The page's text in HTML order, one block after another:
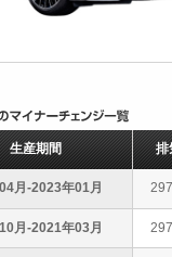
生産期間 排
月-2023年01月
月-2021年03月